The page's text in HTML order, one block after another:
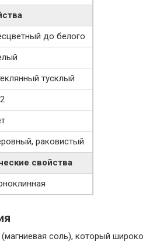
до белого
тусклый
раковистый
свойства
соль), который широко